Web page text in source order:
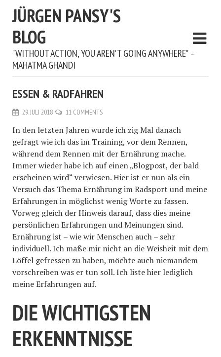
JÜRGEN PANSY'S
BLOG
"WITHOUT ACTION, YOU AREN'T GOING ANYWHERE" –
MAHATMA GHANDI
ESSEN & RADFAHREN
29. JULI 2018 11 COMMENTS
In den letzten Jahren wurde ich zig Mal danach
gefragt wie ich das im Training, vor dem Rennen,
während dem Rennen mit der Ernährung mache.
Immer wieder habe ich auf einen „Blogpost, der bald
erscheinen wird“ verwiesen. Hier ist er nun als ein
Versuch das Thema Ernährung im Radsport und meine
Erfahrungen in möglichst wenig Worte zu fassen.
Vorweg gleich der Hinweis darauf, dass dies meine
persönlichen Erfahrungen und Meinungen sind.
Ernährung ist – wie wir Menschen auch – sehr
individuell. Ich maße mir nicht an die Weisheit mit dem
Löffel gefressen zu haben, möchte auch niemandem
vorschreiben was er tun soll. Ich liste hier lediglich
meine Erfahrungen auf.
DIE WICHTIGSTEN
ERKENNTNISSE